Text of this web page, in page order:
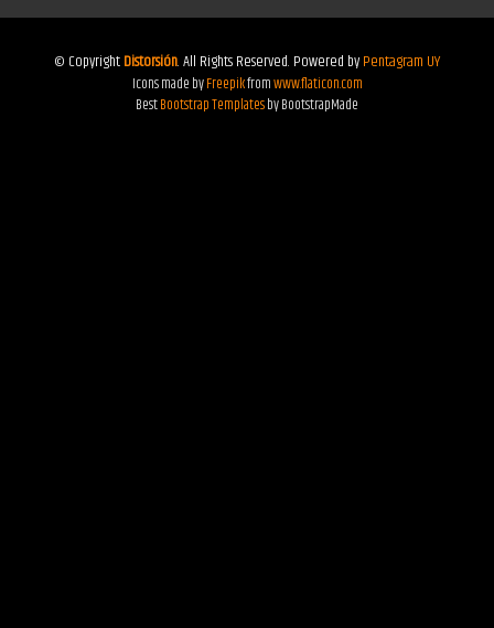
© CopyrightDistorsión. All Rights Reserved. Powered byPentagram UY
Icons made byFreepikfromwww.flaticon.com
BestBootstrap Templatesby BootstrapMade